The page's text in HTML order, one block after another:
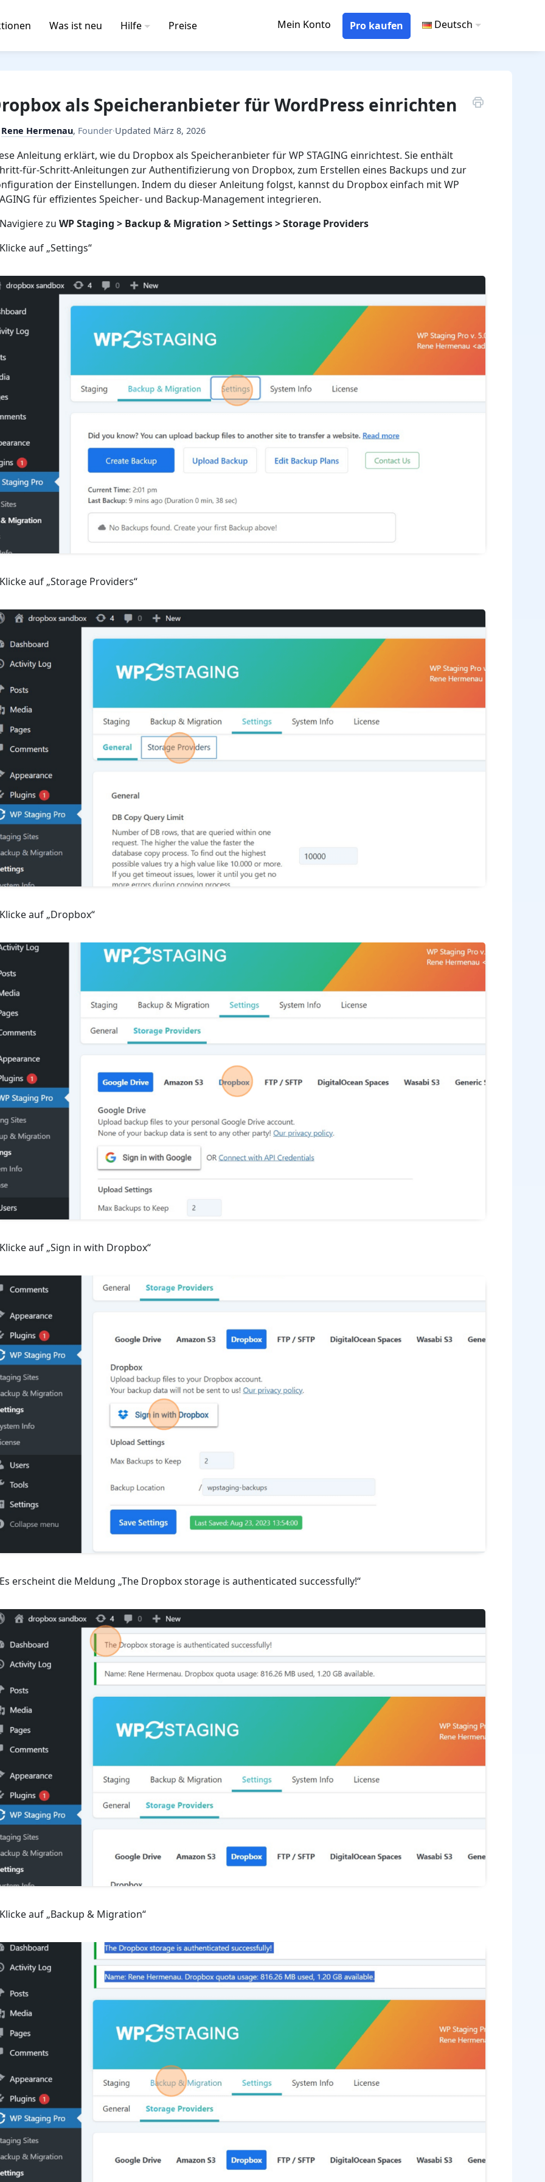
Was ist neu Hilfe Preise Mein Konto Pro kaufen Deutsch
als Speicheranbieter für WordPress einrichten
Rene Hermenau, Founder·Updated März 8, 2026
Anleitung erklärt, wie du Dropbox als Speicheranbieter für WP STAGING einrichtest. Sie enthält
für-Schritt-Anleitungen zur Authentifizierung von Dropbox, zum Erstellen eines Backups und zur
der Einstellungen. Indem du dieser Anleitung folgst, kannst du Dropbox einfach mit WP
für effizientes Speicher- und Backup-Management integrieren.
zuWP Staging > Backup & Migration > Settings > Storage Providers
auf „Settings“
auf „Storage Providers“
auf „Dropbox“
auf „Sign in with Dropbox“
erscheint die Meldung „The Dropbox storage is authenticated successfully!“
auf „Backup & Migration“